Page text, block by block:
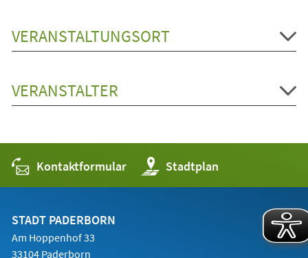
VERANSTALTUNGSORT
VERANSTALTER
Kontaktformular Stadtplan
(Öffnet
in
einem
STADT PADERBORN
Am Hoppenhof 33
33104 Paderborn